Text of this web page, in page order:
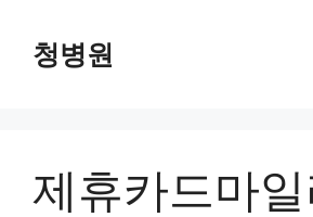
청병원
제휴카드마일